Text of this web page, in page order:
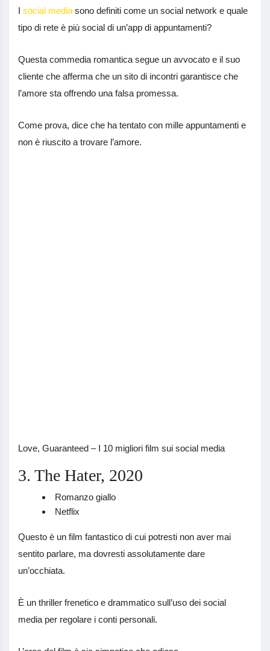
I social media sono definiti come un social network e quale
tipo di rete è più social di un’app di appuntamenti?
Questa commedia romantica segue un avvocato e il suo
cliente che afferma che un sito di incontri garantisce che
l’amore sta offrendo una falsa promessa.
Come prova, dice che ha tentato con mille appuntamenti e
non è riuscito a trovare l’amore.
Love, Guaranteed – I 10 migliori film sui social media
3. The Hater, 2020
Romanzo giallo
Netflix
Questo è un film fantastico di cui potresti non aver mai
sentito parlare, ma dovresti assolutamente dare
un’occhiata.
È un thriller frenetico e drammatico sull’uso dei social
media per regolare i conti personali.